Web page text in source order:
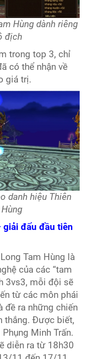
Hùng dành riêng
địch
trong top 3, chỉ
có thể nhận về
giá trị.
danh hiệu Thiên
giải đấu đầu tiên
Tam Hùng là
của các “tam
3vs3, mỗi đội sẽ
từ các môn phái
đề ra những chiến
thắng. Được biết,
Minh Trấn.
diễn ra từ 18h30